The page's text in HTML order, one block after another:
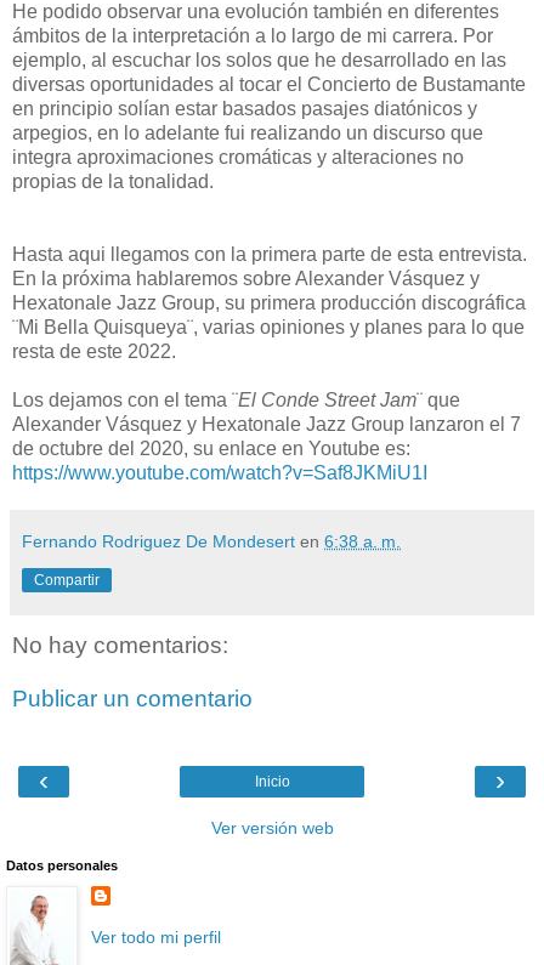
He podido observar una evolución también en diferentes
ámbitos de la interpretación a lo largo de mi carrera. Por
ejemplo, al escuchar los solos que he desarrollado en las
diversas oportunidades al tocar el Concierto de Bustamante
en principio solían estar basados pasajes diatónicos y
arpegios, en lo adelante fui realizando un discurso que
integra aproximaciones cromáticas y alteraciones no
propias de la tonalidad.
Hasta aqui llegamos con la primera parte de esta entrevista.
En la próxima hablaremos sobre Alexander Vásquez y
Hexatonale Jazz Group, su primera producción discográfica
¨Mi Bella Quisqueya¨, varias opiniones y planes para lo que
resta de este 2022.
Los dejamos con el tema ¨El Conde Street Jam¨ que
Alexander Vásquez y Hexatonale Jazz Group lanzaron el 7
de octubre del 2020, su enlace en Youtube es:
https://www.youtube.com/watch?v=Saf8JKMiU1I
Fernando Rodriguez De Mondesert en 6:38 a. m.
Compartir
No hay comentarios:
Publicar un comentario
‹ ›
Inicio
Ver versión web
Datos personales
Ver todo mi perfil